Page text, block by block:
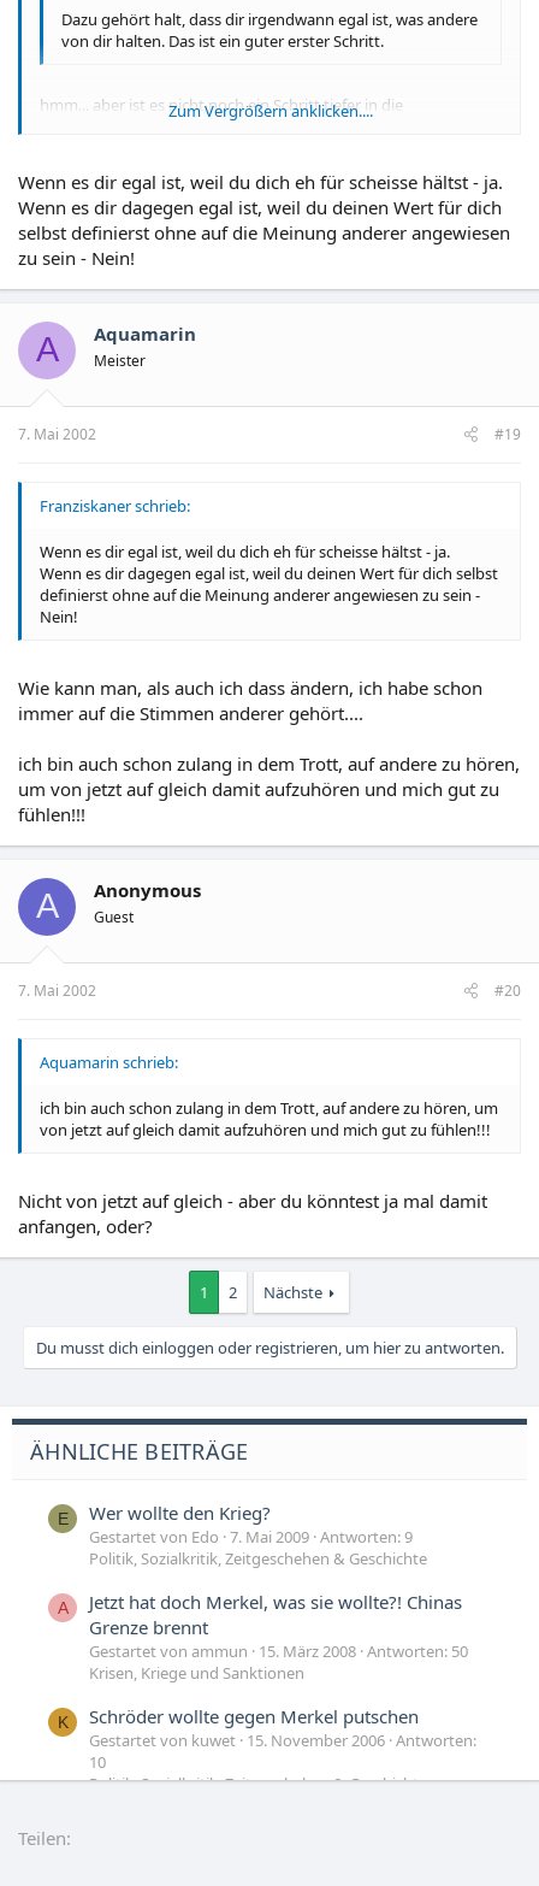
Dazu gehört halt, dass dir irgendwann egal ist, was andere
von dir halten. Das ist ein guter erster Schritt.
Zum Vergrößern anklicken....
hmm... aber ist es nicht noch ein Schritt tiefer in die
Zum Vergrößern anklicken....
Wenn es dir egal ist, weil du dich eh für scheisse hältst - ja.
Wenn es dir dagegen egal ist, weil du deinen Wert für dich
selbst definierst ohne auf die Meinung anderer angewiesen
zu sein - Nein!
A Aquamarin
Meister
7. Mai 2002 #19
Franziskaner schrieb:
Wenn es dir egal ist, weil du dich eh für scheisse hältst - ja.
Wenn es dir dagegen egal ist, weil du deinen Wert für dich selbst
definierst ohne auf die Meinung anderer angewiesen zu sein -
Nein!
Wie kann man, als auch ich dass ändern, ich habe schon
immer auf die Stimmen anderer gehört....
ich bin auch schon zulang in dem Trott, auf andere zu hören,
um von jetzt auf gleich damit aufzuhören und mich gut zu
fühlen!!!
A Anonymous
Guest
7. Mai 2002 #20
Aquamarin schrieb:
ich bin auch schon zulang in dem Trott, auf andere zu hören, um
von jetzt auf gleich damit aufzuhören und mich gut zu fühlen!!!
Nicht von jetzt auf gleich - aber du könntest ja mal damit
anfangen, oder?
1 2 Nächste
Du musst dich einloggen oder registrieren, um hier zu antworten.
ÄHNLICHE BEITRÄGE
E Wer wollte den Krieg?
Gestartet von Edo 7. Mai 2009 Antworten: 9
Politik, Sozialkritik, Zeitgeschehen & Geschichte
A
Jetzt hat doch Merkel, was sie wollte?! Chinas
Grenze brennt
Gestartet von ammun 15. März 2008 Antworten: 50
Krisen, Kriege und Sanktionen
K Schröder wollte gegen Merkel putschen
Gestartet von kuwet 15. November 2006 Antworten:
10
Politik, Sozialkritik, Zeitgeschehen & Geschichte
F
Teilen: